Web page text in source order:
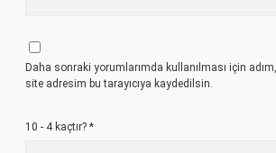
Daha sonraki yorumlarımda kullanılması için
site adresim bu tarayıcıya kaydedilsin.
10 - 4 kaçtır? *